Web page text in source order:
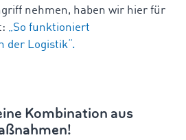
nehmen, haben wir hier für
„So funktioniert
der Logistik“.
Kombination aus